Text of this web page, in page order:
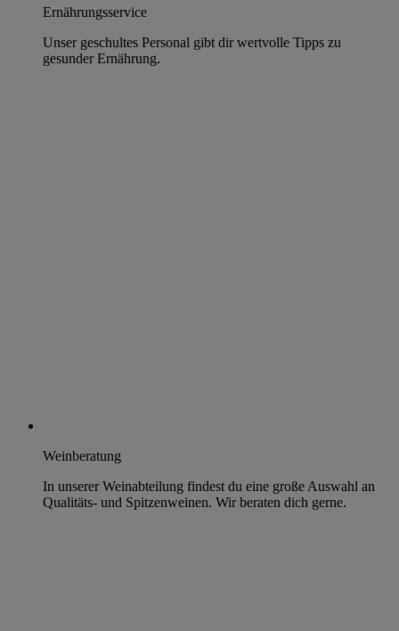
Ernährungsservice
Unser geschultes Personal gibt dir wertvolle Tipps zu
gesunder Ernährung.
Weinberatung
In unserer Weinabteilung findest du eine große Auswahl an
Qualitäts- und Spitzenweinen. Wir beraten dich gerne.